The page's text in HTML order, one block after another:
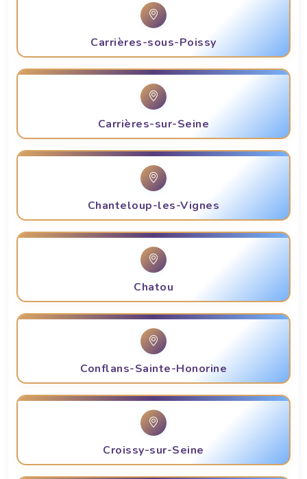
Carrières-sous-Poissy
Carrières-sur-Seine
Chanteloup-les-Vignes
Chatou
Conflans-Sainte-Honorine
Croissy-sur-Seine